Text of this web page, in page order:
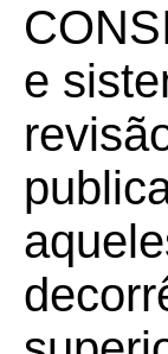
e